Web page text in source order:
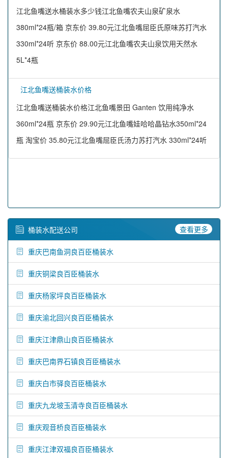
江北鱼嘴送水桶装水多少钱江北鱼嘴农夫山泉矿泉水
380ml*24瓶/箱 京东价 39.80元江北鱼嘴屈臣氏原味苏打汽水
330ml*24听 京东价 88.00元江北鱼嘴农夫山泉饮用天然水
5L*4瓶
江北鱼嘴送桶装水价格
江北鱼嘴送桶装水价格江北鱼嘴景田 Ganten 饮用纯净水
360ml*24瓶 京东价 29.90元江北鱼嘴娃哈哈晶钻水350ml*24
瓶 淘宝价 35.80元江北鱼嘴屈臣氏汤力苏打汽水 330ml*24听
桶装水配送公司 查看更多
重庆巴南鱼洞良百臣桶装水
重庆铜梁良百臣桶装水
重庆杨家坪良百臣桶装水
重庆渝北回兴良百臣桶装水
重庆江津鼎山良百臣桶装水
重庆巴南界石镇良百臣桶装水
重庆白市驿良百臣桶装水
重庆九龙坡玉清寺良百臣桶装水
重庆观音桥良百臣桶装水
重庆江津双福良百臣桶装水